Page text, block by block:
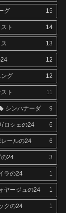
グ 15
ト 14
13
12
グ 12
ト 11
シンハナーダ 9
ロシェの24 6
ールの24 6
の24 3
ラの24 1
ヤージュの24 1
クの24 1